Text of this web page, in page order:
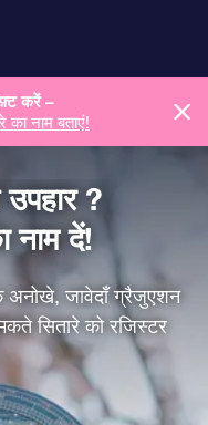
करें –
नाम बताएं!
?
नाम दें!
अनोखे, जावेदाँ ग्रैजुएशन
सितारे को रजिस्टर